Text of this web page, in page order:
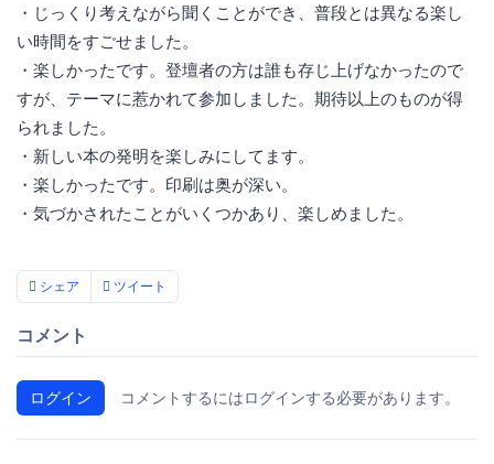
・じっくり考えながら聞くことができ、普段とは異なる楽し
い時間をすごせました。
・楽しかったです。登壇者の方は誰も存じ上げなかったので
すが、テーマに惹かれて参加しました。期待以上のものが得
られました。
・新しい本の発明を楽しみにしてます。
・楽しかったです。印刷は奥が深い。
・気づかされたことがいくつかあり、楽しめました。
シェア ツイート
コメント
ログイン コメントするにはログインする必要があります。